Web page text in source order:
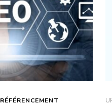
RÉFÉRENCEMENT